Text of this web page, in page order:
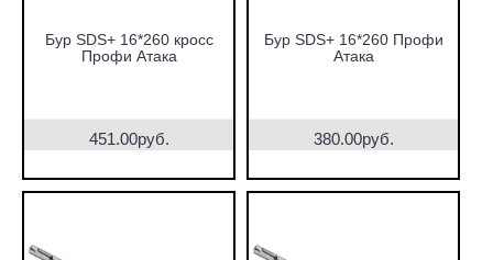
Бур SDS+ 16*260 кросс
Профи Атака
451.00руб.
Бур SDS+ 16*260 Профи
Атака
380.00руб.